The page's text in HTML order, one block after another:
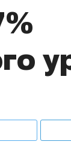
знать